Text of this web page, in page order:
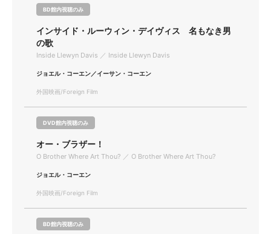
BD館内視聴のみ
インサイド・ルーウィン・デイヴィス 名もなき男
の歌
Inside Llewyn Davis ／ Inside Llewyn Davis
ジョエル・コーエン／イーサン・コーエン
外国映画/Foreign Film
DVD館内視聴のみ
オー・ブラザー！
O Brother Where Art Thou? ／ O Brother Where Art Thou?
ジョエル・コーエン
外国映画/Foreign Film
BD館内視聴のみ